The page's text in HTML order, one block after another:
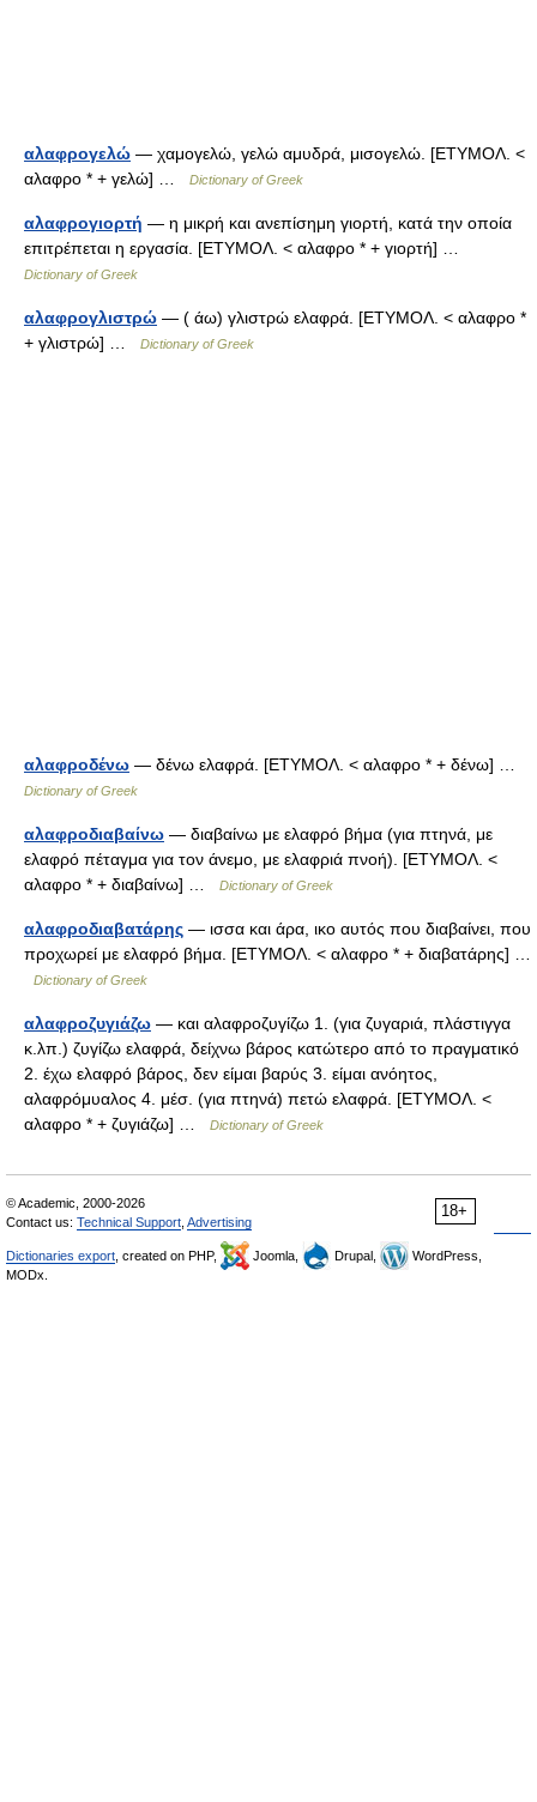
αλαφρογελώ — χαμογελώ, γελώ αμυδρά, μισογελώ. [ΕΤΥΜΟΛ. <
αλαφρο * + γελώ] …
Dictionary of Greek
αλαφρογιορτή — η μικρή και ανεπίσημη γιορτή, κατά την οποία
επιτρέπεται η εργασία. [ΕΤΥΜΟΛ. < αλαφρο * + γιορτή] …
Dictionary of Greek
αλαφρογλιστρώ — ( άω) γλιστρώ ελαφρά. [ΕΤΥΜΟΛ. < αλαφρο *
+ γλιστρώ] …
Dictionary of Greek
αλαφροδένω — δένω ελαφρά. [ΕΤΥΜΟΛ. < αλαφρο * + δένω] …
Dictionary of Greek
αλαφροδιαβαίνω — διαβαίνω με ελαφρό βήμα (για πτηνά, με
ελαφρό πέταγμα για τον άνεμο, με ελαφριά πνοή). [ΕΤΥΜΟΛ. <
αλαφρο * + διαβαίνω] …
Dictionary of Greek
αλαφροδιαβατάρης — ισσα και άρα, ικο αυτός που διαβαίνει, που
προχωρεί με ελαφρό βήμα. [ΕΤΥΜΟΛ. < αλαφρο * + διαβατάρης] …
Dictionary of Greek
αλαφροζυγιάζω — και αλαφροζυγίζω 1. (για ζυγαριά, πλάστιγγα
κ.λπ.) ζυγίζω ελαφρά, δείχνω βάρος κατώτερο από το πραγματικό
2. έχω ελαφρό βάρος, δεν είμαι βαρύς 3. είμαι ανόητος,
αλαφρόμυαλος 4. μέσ. (για πτηνά) πετώ ελαφρά. [ΕΤΥΜΟΛ. <
αλαφρο * + ζυγιάζω] …
Dictionary of Greek
18+
© Academic, 2000-2026
Contact us: Technical Support Advertising
Dictionaries export , created on PHP, Joomla, Drupal,
WordPress,
MODx.